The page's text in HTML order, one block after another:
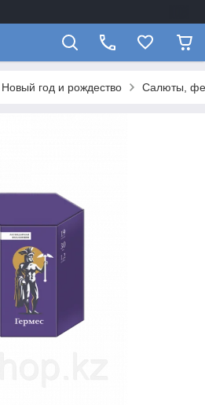
Новый год и рождество Салюты,